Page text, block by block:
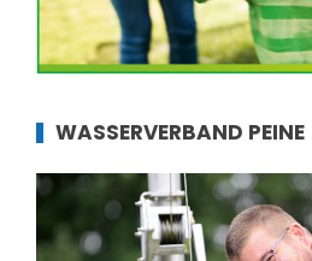
WASSERVERBAND PEINE